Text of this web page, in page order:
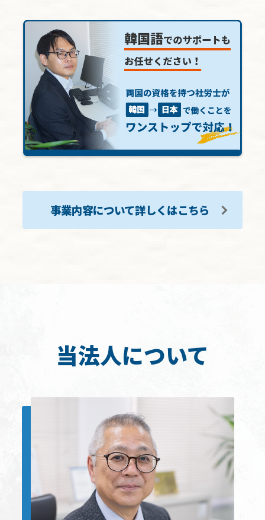
事業内容について詳しくはこちら
当法人について